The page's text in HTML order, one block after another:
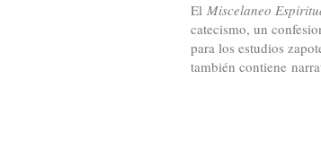
El Miscelaneo
catecismo, un
para los estudios
también contiene